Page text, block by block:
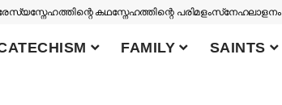
സ്നേഹത്തിന്റെ കഥസ്നേഹത്തിന്റെ പരിമളംസ്‌നേഹലാളനം
FAMILY SAINTS